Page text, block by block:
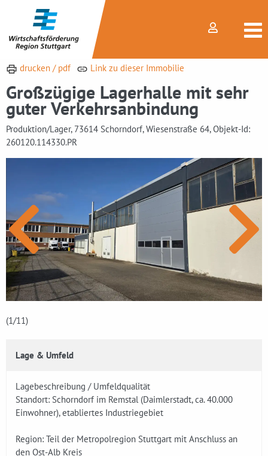
drucken / pdf Link zu dieser Immobilie
Großzügige Lagerhalle mit sehr
guter Verkehrsanbindung
Produktion/Lager, 73614 Schorndorf, Wiesenstraße 64, Objekt-Id:
260120.114330.PR
(1/11)
Lage & Umfeld
Lagebeschreibung / Umfeldqualität
Standort: Schorndorf im Remstal (Daimlerstadt, ca. 40.000
Einwohner), etabliertes Industriegebiet
Region: Teil der Metropolregion Stuttgart mit Anschluss an
den Ost-Alb Kreis